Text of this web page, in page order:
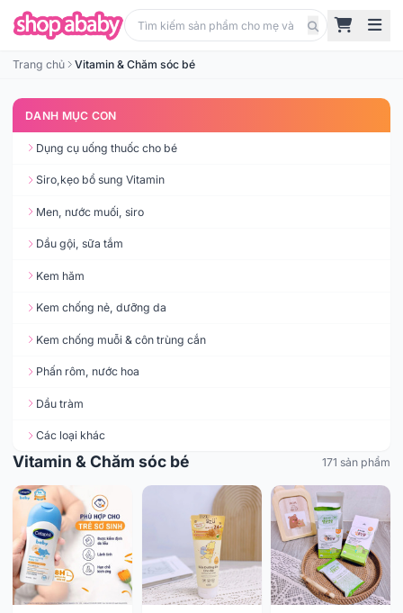
Trang chủ Vitamin & Chăm sóc bé
DANH MỤC CON
Dụng cụ uống thuốc cho bé
Siro,kẹo bổ sung Vitamin
Men, nước muối, siro
Dầu gội, sữa tắm
Kem hăm
Kem chống nẻ, dưỡng da
Kem chống muỗi & côn trùng cắn
Phấn rôm, nước hoa
Dầu tràm
Các loại khác
Vitamin & Chăm sóc bé 171 sản phẩm